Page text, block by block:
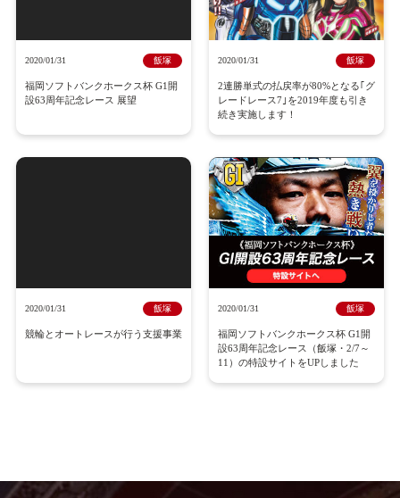
2020/01/31 飯塚
福岡ソフトバンクホークス杯 G1開
設63周年記念レース 展望
2020/01/31 飯塚
2連勝単式の払戻率が80%となる｢グ
レードレース7｣を2019年度も引き
続き実施します！
2020/01/31 飯塚
競輪とオートレースが行う支援事業
2020/01/31 飯塚
福岡ソフトバンクホークス杯 G1開
設63周年記念レース（飯塚・2/7～
11）の特設サイトをUPしました